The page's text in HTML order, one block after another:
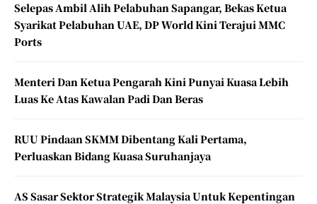
Selepas Ambil Alih Pelabuhan Sapangar, Bekas Ketua
Syarikat Pelabuhan UAE, DP World Kini Terajui MMC
Ports
Menteri Dan Ketua Pengarah Kini Punyai Kuasa Lebih
Luas Ke Atas Kawalan Padi Dan Beras
RUU Pindaan SKMM Dibentang Kali Pertama,
Perluaskan Bidang Kuasa Suruhanjaya
AS Sasar Sektor Strategik Malaysia Untuk Kepentingan